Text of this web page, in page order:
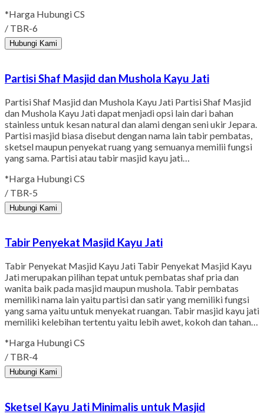
*Harga Hubungi CS
/ TBR-6
Hubungi Kami
Partisi Shaf Masjid dan Mushola Kayu Jati
Partisi Shaf Masjid dan Mushola Kayu Jati Partisi Shaf Masjid
dan Mushola Kayu Jati dapat menjadi opsi lain dari bahan
stainless untuk kesan natural dan alami dengan seni ukir Jepara.
Partisi masjid biasa disebut dengan nama lain tabir pembatas,
sketsel maupun penyekat ruang yang semuanya memilii fungsi
yang sama. Partisi atau tabir masjid kayu jati…
*Harga Hubungi CS
/ TBR-5
Hubungi Kami
Tabir Penyekat Masjid Kayu Jati
Tabir Penyekat Masjid Kayu Jati Tabir Penyekat Masjid Kayu
Jati merupakan pilihan tepat untuk pembatas shaf pria dan
wanita baik pada masjid maupun mushola. Tabir pembatas
memiliki nama lain yaitu partisi dan satir yang memiliki fungsi
yang sama yaitu untuk menyekat ruangan. Tabir masjid kayu jati
memiliki kelebihan tertentu yaitu lebih awet, kokoh dan tahan…
*Harga Hubungi CS
/ TBR-4
Hubungi Kami
Sketsel Kayu Jati Minimalis untuk Masjid